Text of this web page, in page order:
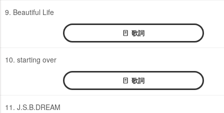
9. Beautiful Life
歌詞
10. starting over
歌詞
11. J.S.B.DREAM